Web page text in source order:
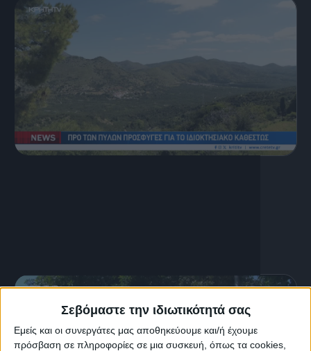
Σεβόμαστε την ιδιωτικότητά σας
Εμείς και οι συνεργάτες μας αποθηκεύουμε και/ή έχουμε
πρόσβαση σε πληροφορίες σε μια συσκευή, όπως τα cookies,